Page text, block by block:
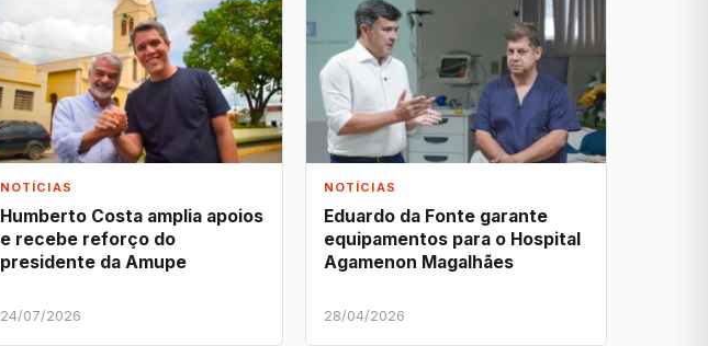
NOTÍCIAS
Humberto Costa amplia apoios
e recebe reforço do
presidente da Amupe
24/07/2026
NOTÍCIAS
Eduardo da Fonte garante
equipamentos para o Hospital
Agamenon Magalhães
28/04/2026